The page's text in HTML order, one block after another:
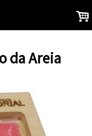
.
da Areia